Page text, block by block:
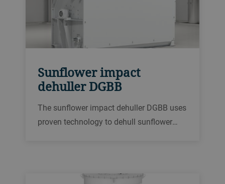
Sunflower impact
dehuller DGBB
The sunflower impact dehuller DGBB uses
proven technology to dehull sunflower
tons per day.